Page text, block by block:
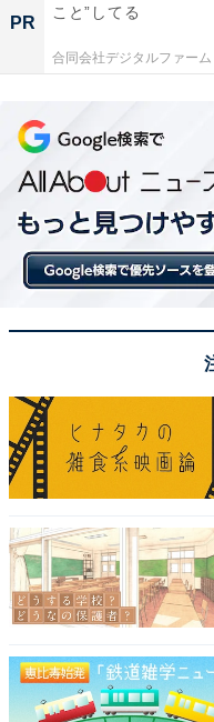
同率2位：鮎河の千
同じく2位となったの
千本桜」です。うぐい
ノが咲き誇り、周辺を
彩ります。鈴鹿山系の
す日本の原風景のよう
ップされ、水面に映る
「千本桜の絶景を見
京都）
「自然豊かで、川面
さなので行ってみ
「風情があるから」
PR
こと”してる
合同会社デジタルファーム